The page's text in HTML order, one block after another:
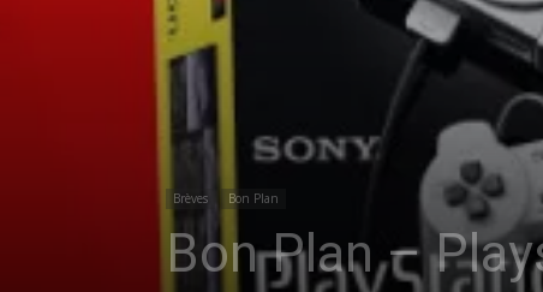
Brèves Bon Plan
Bon Plan –